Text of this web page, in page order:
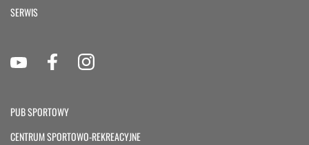
SERWIS
PUB SPORTOWY
CENTRUM SPORTOWO-REKREACYJNE